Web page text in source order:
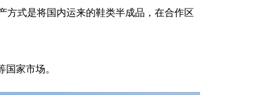
方式是将国内运来的鞋类半成品，在合作区
家市场。